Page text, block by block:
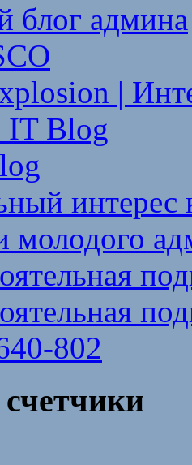
блог админа
|
IT Blog
интерес
молодого
802